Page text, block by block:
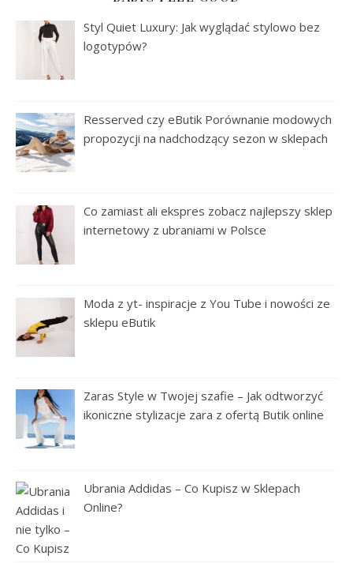
Styl Quiet Luxury: Jak wyglądać stylowo bez
logotypów?
Resserved czy eButik Porównanie modowych
propozycji na nadchodzący sezon w sklepach
Co zamiast ali ekspres zobacz najlepszy sklep
internetowy z ubraniami w Polsce
Moda z yt- inspiracje z You Tube i nowości ze
sklepu eButik
Zaras Style w Twojej szafie – Jak odtworzyć
ikoniczne stylizacje zara z ofertą Butik online
Ubrania Addidas – Co Kupisz w Sklepach
Online?